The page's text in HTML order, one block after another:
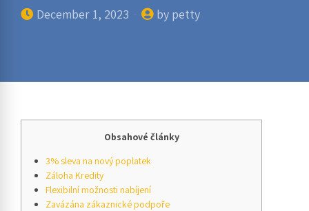
December 1, 2023 by petty
Obsahové články
3% sleva na nový poplatek
Záloha Kredity
Flexibilní možnosti nabíjení
Zavázána zákaznické podpoře